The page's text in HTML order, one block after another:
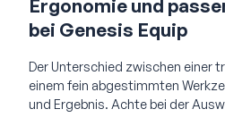
Ergonomie und
bei Genesis Equip
Der Unterschied zwischen einer
einem fein abgestimmten
und Ergebnis. Achte bei der